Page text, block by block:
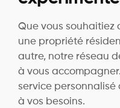
Que vous souhaitiez
une propriété
autre, notre réseau
à vous
service
à vos besoins.